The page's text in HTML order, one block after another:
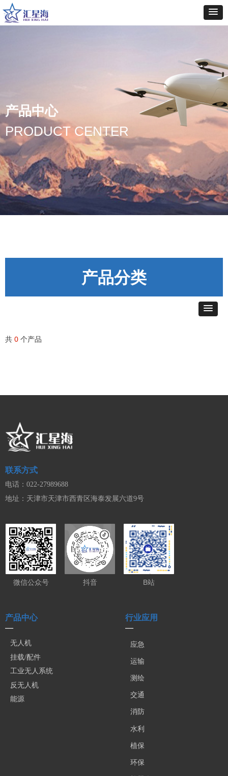
产品中心
PRODUCT CENTER
产品分类
共 0 个产品
联系方式
电话：022-27989688
地址：天津市天津市西青区海泰发展六道9号
微信公众号 抖音 B站
产品中心
—
无人机
挂载/配件
工业无人系统
反无人机
能源
行业应用
—
应急
运输
测绘
交通
消防
水利
植保
环保